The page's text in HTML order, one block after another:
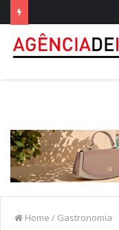
Home / Gastronomia